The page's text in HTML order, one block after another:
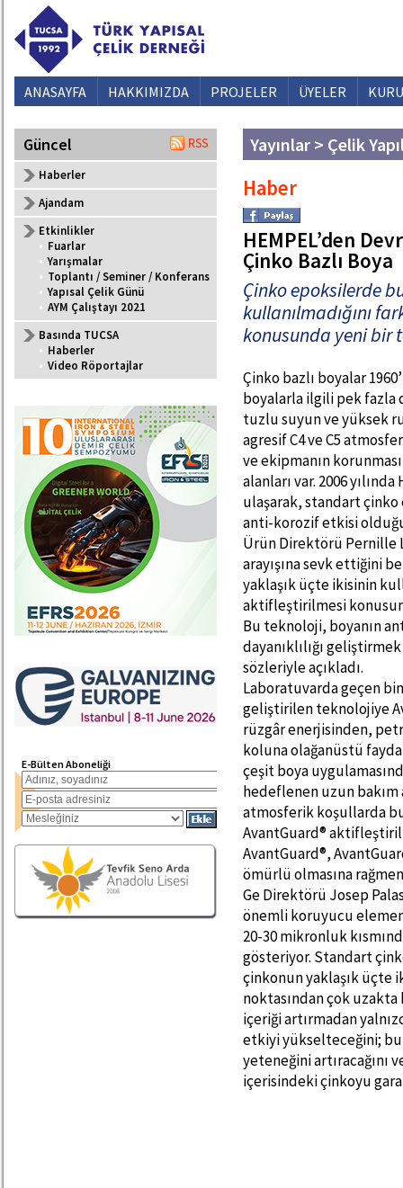
ANASAYFA HAKKIMIZDA PROJELER ÜYELER
Güncel
Haberler
Ajandam
Etkinlikler
• Fuarlar
• Yarışmalar
• Toplantı / Seminer / Konferans
• Yapısal Çelik Günü
• AYM Çalıştayı 2021
Basında TUCSA
• Haberler
• Video Röportajlar
E-Bülten Aboneliği
Yayınlar > Çelik
Haber
HEMPEL’den
Çinko Bazlı Boya
Çinko epoksilerde
kullanılmadığını
konusunda yeni bir
Çinko bazlı boyalar
boyalarla ilgili pek fazla
tuzlu suyun ve yüksek
agresif C4 ve C5
ve ekipmanın
alanları var. 2006
ulaşarak, standart
anti-korozif etkisi
Ürün Direktörü Pernille
arayışına sevk ettiğini
yaklaşık üçte ikisinin
aktifleştirilmesi
Bu teknoloji, boyanın
dayanıklılığı
sözleriyle açıkladı.
Laboratuvarda geçen
geliştirilen teknolojiye
rüzgâr enerjisinden,
koluna olağanüstü
çeşit boya
hedeflenen uzun bakım
atmosferik koşullarda
AvantGuard®
AvantGuard®,
ömürlü olmasına
Ge Direktörü Josep
önemli koruyucu
20-30 mikronluk
gösteriyor. Standart
çinkonun yaklaşık üçte
noktasından çok uzakta
içeriği artırmadan
etkiyi yükselteceğini;
yeteneğini artıracağını
içerisindeki çinkoyu